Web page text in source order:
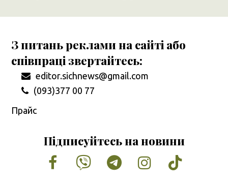
З питань реклами на сайті або
співпраці звертайтесь:
editor.sichnews@gmail.com
(093)377 00 77
Прайс
Підписуйтесь на новини
Facebook
VimeoTumblrInstagram
Tiktok